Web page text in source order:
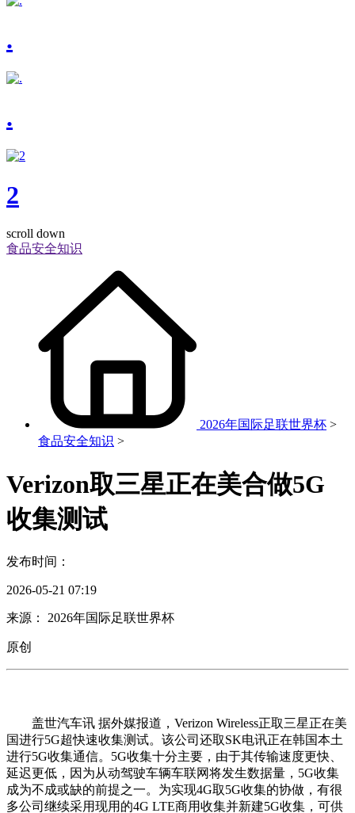
.
.
2
scroll down
食品安全知识
2026年国际足联世界杯 >
食品安全知识 >
Verizon取三星正在美合做5G
收集测试
发布时间：
2026-05-21 07:19
来源： 2026年国际足联世界杯
原创
盖世汽车讯 据外媒报道，Verizon Wireless正取三星正在美
国进行5G超快速收集测试。该公司还取SK电讯正在韩国本土
进行5G收集通信。5G收集十分主要，由于其传输速度更快、
延迟更低，因为从动驾驶车辆车联网将发生数据量，5G收集
成为不成或缺的前提之一。为实现4G取5G收集的协做，有很
多公司继续采用现用的4G LTE商用收集并新建5G收集，可供